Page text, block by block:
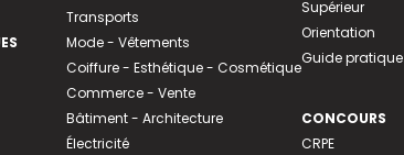
Transports
Mode - Vêtements
Coiffure - Esthétique - Cosmétique
Commerce - Vente
Bâtiment - Architecture
Électricité
Supérieur
Orientation
Guide pratique
CONCOURS
CRPE